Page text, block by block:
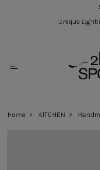
Unique
Home KITCHEN